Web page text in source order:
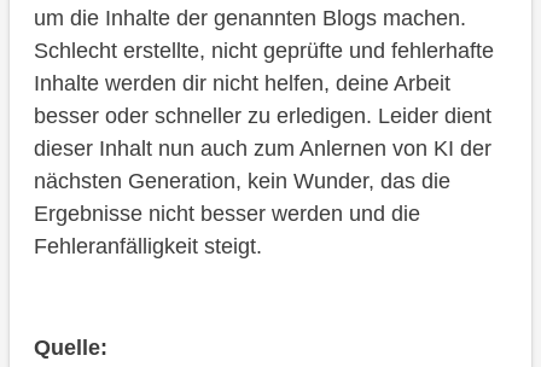
um die Inhalte der genannten Blogs machen.
Schlecht erstellte, nicht geprüfte und fehlerhafte
Inhalte werden dir nicht helfen, deine Arbeit
besser oder schneller zu erledigen. Leider dient
dieser Inhalt nun auch zum Anlernen von KI der
nächsten Generation, kein Wunder, das die
Ergebnisse nicht besser werden und die
Fehleranfälligkeit steigt.
Quelle: